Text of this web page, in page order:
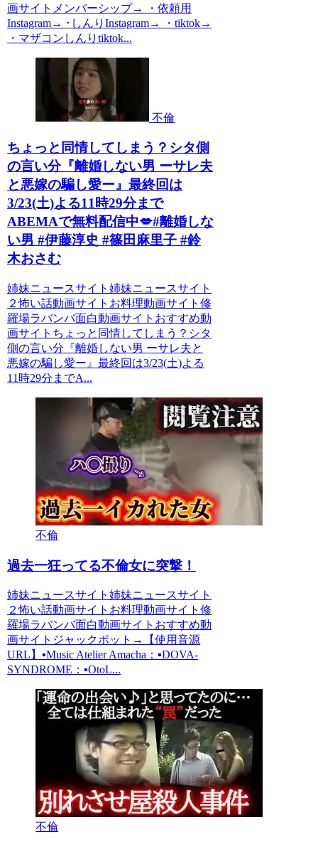
画サイトメンバーシップ→ ・依頼用
Instagram→ ･しんりInstagram→ ・tiktok→
・マザコンしんりtiktok...
不倫
ちょっと同情してしまう？シタ側
の言い分『離婚しない男 ーサレ夫
と悪嫁の騙し愛ー』最終回は
3/23(土)よる11時29分まで
ABEMAで無料配信中💋#離婚しな
い男 #伊藤淳史 #篠田麻里子 #鈴
木おさむ
姉妹ニュースサイト姉妹ニュースサイト
２怖い話動画サイトお料理動画サイト修
羅場ラバンバ面白動画サイトおすすめ動
画サイトちょっと同情してしまう？シタ
側の言い分『離婚しない男 ーサレ夫と
悪嫁の騙し愛ー』最終回は3/23(土)よる
11時29分までA...
不倫
過去一狂ってる不倫女に突撃！
姉妹ニュースサイト姉妹ニュースサイト
２怖い話動画サイトお料理動画サイト修
羅場ラバンバ面白動画サイトおすすめ動
画サイトジャックポット→【使用音源
URL】▪️Music Atelier Amacha：▪️DOVA-
SYNDROME：▪️OtoL...
不倫